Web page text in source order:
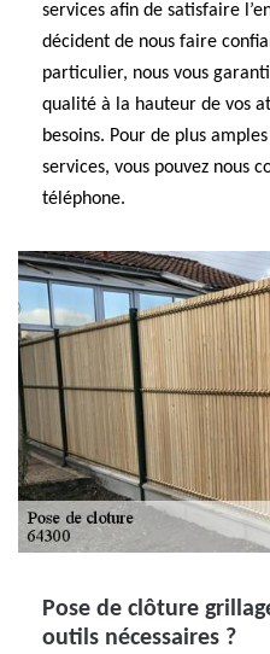
services afin de satisfaire
décident de nous faire
particulier, nous vous
qualité à la hauteur de vos
besoins. Pour de plus
services, vous pouvez nous
téléphone.
Pose de clôture
outils nécessaires ?